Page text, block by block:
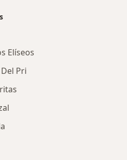
Elíseos
Pri